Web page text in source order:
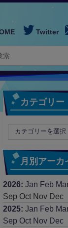
Twitter
カテゴリー
月別アーカ
2026: Jan Feb
Sep Oct Nov Dec
2025: Jan Feb
Sep Oct Nov Dec